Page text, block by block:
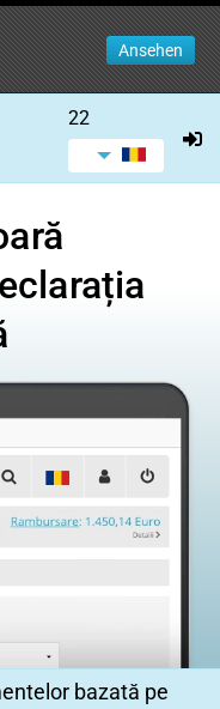
Ansehen
22
bazată pe